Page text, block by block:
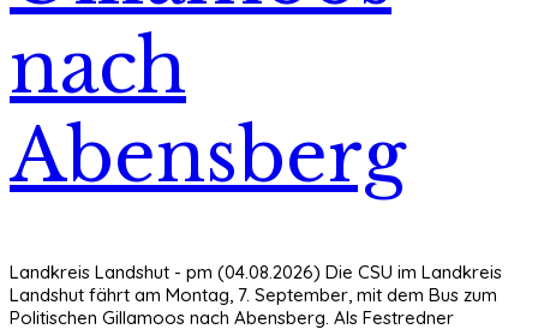
nach
Abensberg
Landkreis Landshut - pm (04.08.2026) Die CSU im Landkreis
Landshut fährt am Montag, 7. September, mit dem Bus zum
Politischen Gillamoos nach Abensberg. Als Festredner